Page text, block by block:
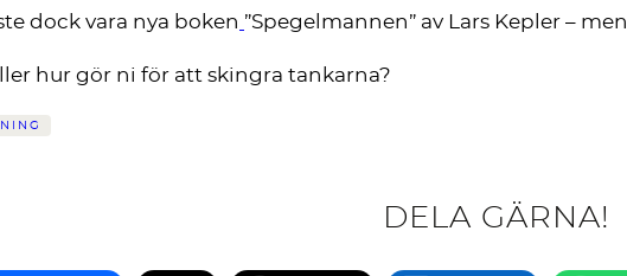
dock vara nya boken ”Spegelmannen” av Lars Kepler –
hur gör ni för att skingra tankarna?
DELA GÄRNA!